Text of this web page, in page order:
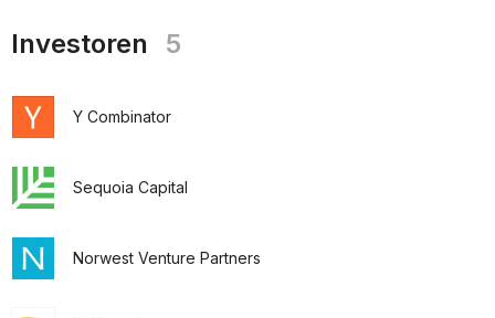
Investoren 5
Y Combinator
Sequoia Capital
Norwest Venture Partners